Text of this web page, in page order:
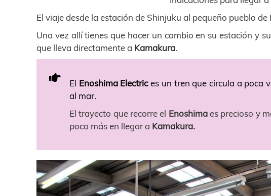
El viaje desde la estación de Shinjuku al pequeño pueblo
Una vez allí tienes que hacer un cambio en su estación y
que lleva directamente a Kamakura.
El Enoshima Electrices un tren que circula a poca
al mar.
El trayecto que recorre el Enoshimaes precioso y
poco más en llegar a Kamakura.